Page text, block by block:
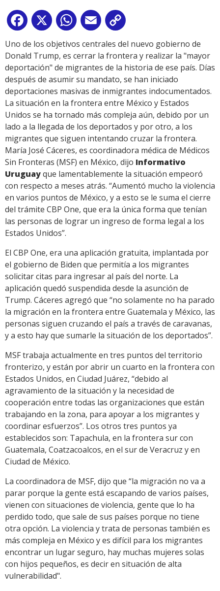
Facebook
X WhatsApp
Email
Link
Uno de los objetivos centrales del nuevo gobierno de
Donald Trump, es cerrar la frontera y realizar la "mayor
deportación" de migrantes de la historia de ese país. Días
después de asumir su mandato, se han iniciado
deportaciones masivas de inmigrantes indocumentados.
La situación en la frontera entre México y Estados
Unidos se ha tornado más compleja aún, debido por un
lado a la llegada de los deportados y por otro, a los
migrantes que siguen intentando cruzar la frontera.
María José Cáceres, es coordinadora médica de Médicos
Sin Fronteras (MSF) en México, dijo Informativo
Uruguayque lamentablemente la situación empeoró
con respecto a meses atrás. “Aumentó mucho la violencia
en varios puntos de México, y a esto se le suma el cierre
del trámite CBP One, que era la única forma que tenían
las personas de lograr un ingreso de forma legal a los
Estados Unidos”.
El CBP One, era una aplicación gratuita, implantada por
el gobierno de Biden que permitía a los migrantes
solicitar citas para ingresar al país del norte. La
aplicación quedó suspendida desde la asunción de
Trump. Cáceres agregó que “no solamente no ha parado
la migración en la frontera entre Guatemala y México, las
personas siguen cruzando el país a través de caravanas,
y a esto hay que sumarle la situación de los deportados”.
MSF trabaja actualmente en tres puntos del territorio
fronterizo, y están por abrir un cuarto en la frontera con
Estados Unidos, en Ciudad Juárez, “debido al
agravamiento de la situación y la necesidad de
cooperación entre todas las organizaciones que están
trabajando en la zona, para apoyar a los migrantes y
coordinar esfuerzos”. Los otros tres puntos ya
establecidos son: Tapachula, en la frontera sur con
Guatemala, Coatzacoalcos, en el sur de Veracruz y en
Ciudad de México.
La coordinadora de MSF, dijo que “la migración no va a
parar porque la gente está escapando de varios países,
vienen con situaciones de violencia, gente que lo ha
perdido todo, que sale de sus países porque no tiene
otra opción. La violencia y trata de personas también es
más compleja en México y es difícil para los migrantes
encontrar un lugar seguro, hay muchas mujeres solas
con hijos pequeños, es decir en situación de alta
vulnerabilidad".